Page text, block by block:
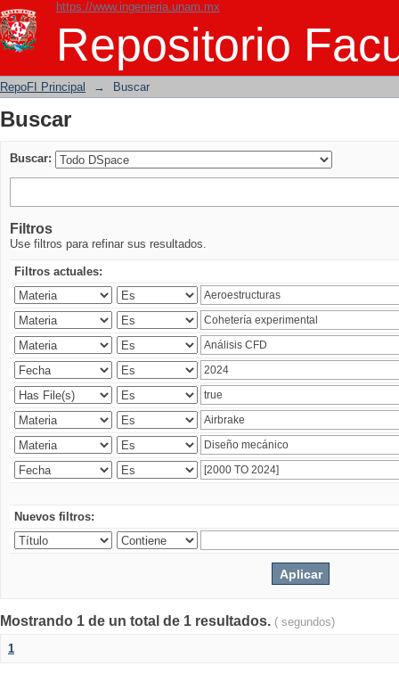
https://www.ingenieria.unam.mx
Repositorio
Buscar
RepoFI Principal → Buscar
Buscar
Buscar:
Filtros
Use filtros para refinar sus resultados.
Filtros actuales:
Nuevos filtros:
Mostrando 1 de un total de 1 resultados. ( segundos)
1